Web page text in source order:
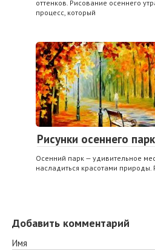
оттенков. Рисование осеннего
процесс, который
Рисунки осеннего
Осенний парк — удивительное
насладиться красотами природы.
Добавить комментарий
Имя